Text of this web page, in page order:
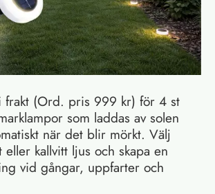
(Ord. pris 999 kr) för 4 st
som laddas av solen
när det blir mörkt. Välj
eller kallvitt ljus och skapa en
vid gångar, uppfarter och